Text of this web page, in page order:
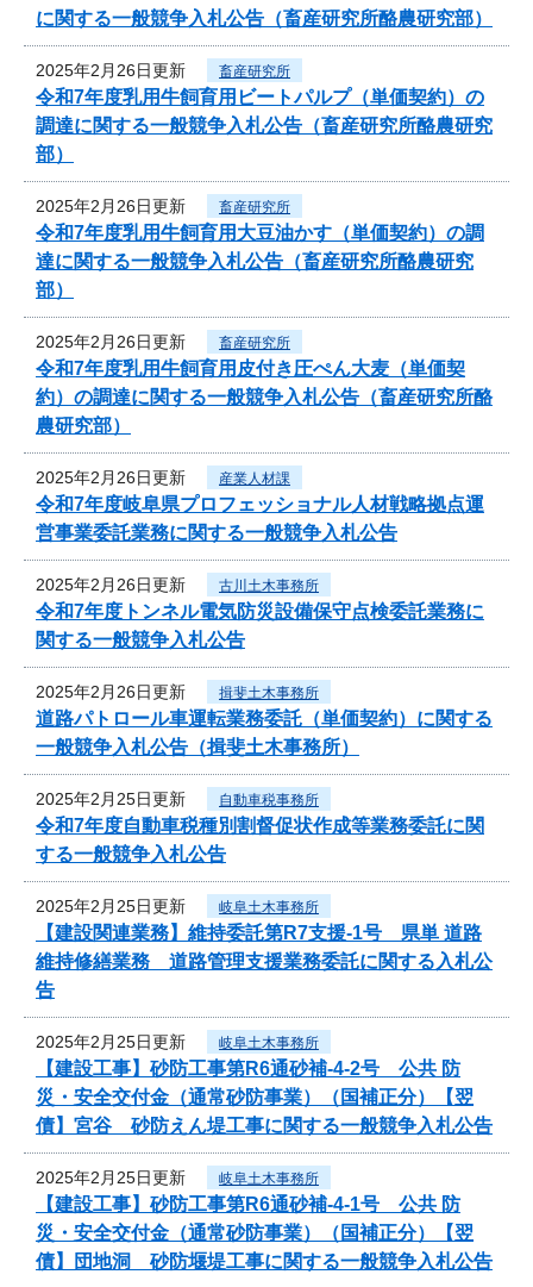
に関する一般競争入札公告（畜産研究所酪農研究部）
2025年2月26日更新 畜産研究所
令和7年度乳用牛飼育用ビートパルプ（単価契約）の
調達に関する一般競争入札公告（畜産研究所酪農研究
部）
2025年2月26日更新 畜産研究所
令和7年度乳用牛飼育用大豆油かす（単価契約）の調
達に関する一般競争入札公告（畜産研究所酪農研究
部）
2025年2月26日更新 畜産研究所
令和7年度乳用牛飼育用皮付き圧ぺん大麦（単価契
約）の調達に関する一般競争入札公告（畜産研究所酪
農研究部）
2025年2月26日更新 産業人材課
令和7年度岐阜県プロフェッショナル人材戦略拠点運
営事業委託業務に関する一般競争入札公告
2025年2月26日更新 古川土木事務所
令和7年度トンネル電気防災設備保守点検委託業務に
関する一般競争入札公告
2025年2月26日更新 揖斐土木事務所
道路パトロール車運転業務委託（単価契約）に関する
一般競争入札公告（揖斐土木事務所）
2025年2月25日更新 自動車税事務所
令和7年度自動車税種別割督促状作成等業務委託に関
する一般競争入札公告
2025年2月25日更新 岐阜土木事務所
【建設関連業務】維持委託第R7支援-1号 県単 道路
維持修繕業務 道路管理支援業務委託に関する入札公
告
2025年2月25日更新 岐阜土木事務所
【建設工事】砂防工事第R6通砂補-4-2号 公共 防
災・安全交付金（通常砂防事業）（国補正分）【翌
債】宮谷 砂防えん堤工事に関する一般競争入札公告
2025年2月25日更新 岐阜土木事務所
【建設工事】砂防工事第R6通砂補-4-1号 公共 防
災・安全交付金（通常砂防事業）（国補正分）【翌
債】団地洞 砂防堰堤工事に関する一般競争入札公告